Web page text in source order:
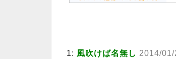
1: 風吹けば名無し 2014/